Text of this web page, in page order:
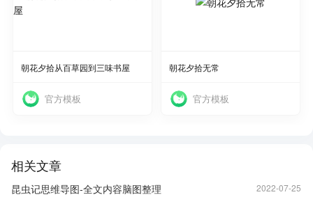
朝花夕拾从百草园到三味书屋
官方模板
朝花夕拾无常
官方模板
相关文章
昆虫记思维导图-全文内容脑图整理 2022-07-25